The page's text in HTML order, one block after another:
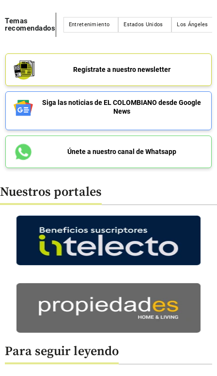
Temas
recomendados
Entretenimiento Estados Unidos Los Ángeles
Regístrate a nuestro newsletter
Siga las noticias de EL COLOMBIANO desde Google
News
Únete a nuestro canal de Whatsapp
Nuestros portales
Para seguir leyendo